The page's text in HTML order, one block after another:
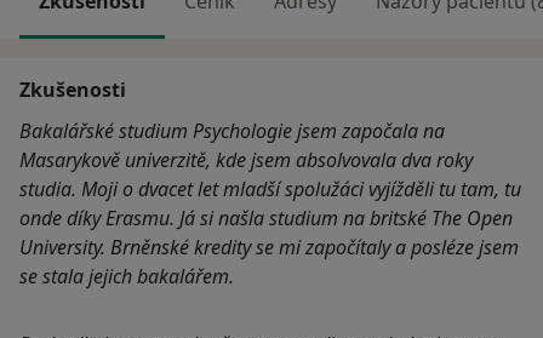
Zkušenosti
Bakalářské studium Psychologie jsem započala na
Masarykově univerzitě, kde jsem absolvovala dva roky
studia. Moji o dvacet let mladší spolužáci vyjížděli tu tam, tu
onde díky Erasmu. Já si našla studium na britské The Open
University. Brněnské kredity se mi započítaly a posléze jsem
se stala jejich bakalářem.